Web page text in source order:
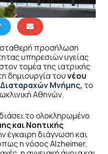
σταθερή προσήλωση
υπηρεσιών υγείας
τομέα της ιατρικής
δημιουργία τουνέου
Διαταραχών Μνήμης, το
Αθηνών.
το ολοκληρωμένο
και Νοητικής
έγκαιρη διάγνωση και
η νόσος Alzheimer,